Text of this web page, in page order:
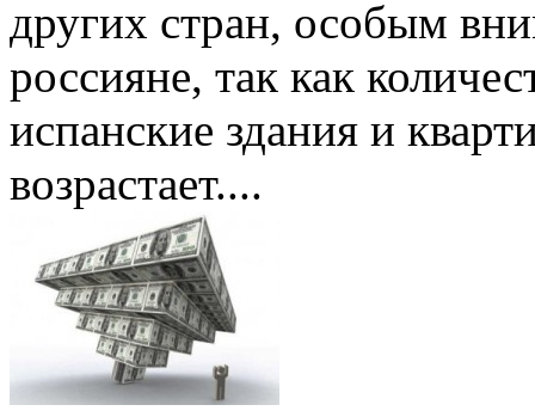
других стран, особым
россияне, так как
испанские здания и
возрастает....